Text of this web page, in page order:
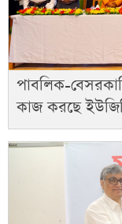
পাবলিক-
কাজ করছে